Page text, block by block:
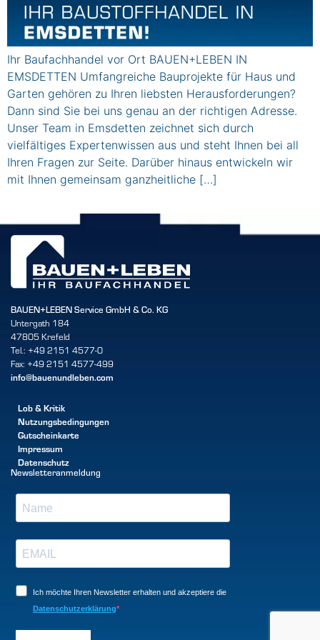
Ihr Baufachhandel vor Ort BAUEN+LEBEN IN
EMSDETTEN Umfangreiche Bauprojekte für Haus und
Garten gehören zu Ihren liebsten Herausforderungen?
Dann sind Sie bei uns genau an der richtigen Adresse.
Unser Team in Emsdetten zeichnet sich durch
vielfältiges Expertenwissen aus und steht Ihnen bei all
Ihren Fragen zur Seite. Darüber hinaus entwickeln wir
mit Ihnen gemeinsam ganzheitliche […]
BAUEN+LEBEN Service GmbH & Co. KG
Untergath 184
47805 Krefeld
Tel.: +49 2151 4577-0
Fax: +49 2151 4577-499
info@bauenundleben.com
Lob & Kritik
Nutzungsbedingungen
Gutscheinkarte
Impressum
Datenschutz
Newsletteranmeldung
Ich möchte Ihren Newsletter erhalten und akzeptiere die
Datenschutzerklärung